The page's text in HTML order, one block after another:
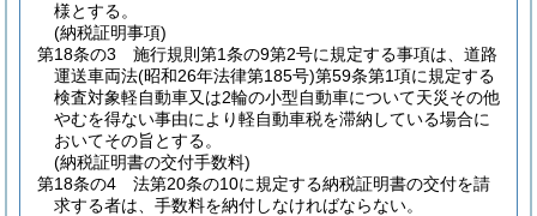
様とする。
(納税証明事項)
第18条の3
施行規則第1条の9第2号に規定する事項は、道路
運送車両法(昭和26年法律第185号)第59条第1項に規定する
検査対象軽自動車又は2輪の小型自動車について天災その他
やむを得ない事由により軽自動車税を滞納している場合に
おいてその旨とする。
(納税証明書の交付手数料)
第18条の4
法第20条の10に規定する納税証明書の交付を請
求する者は、手数料を納付しなければならない。